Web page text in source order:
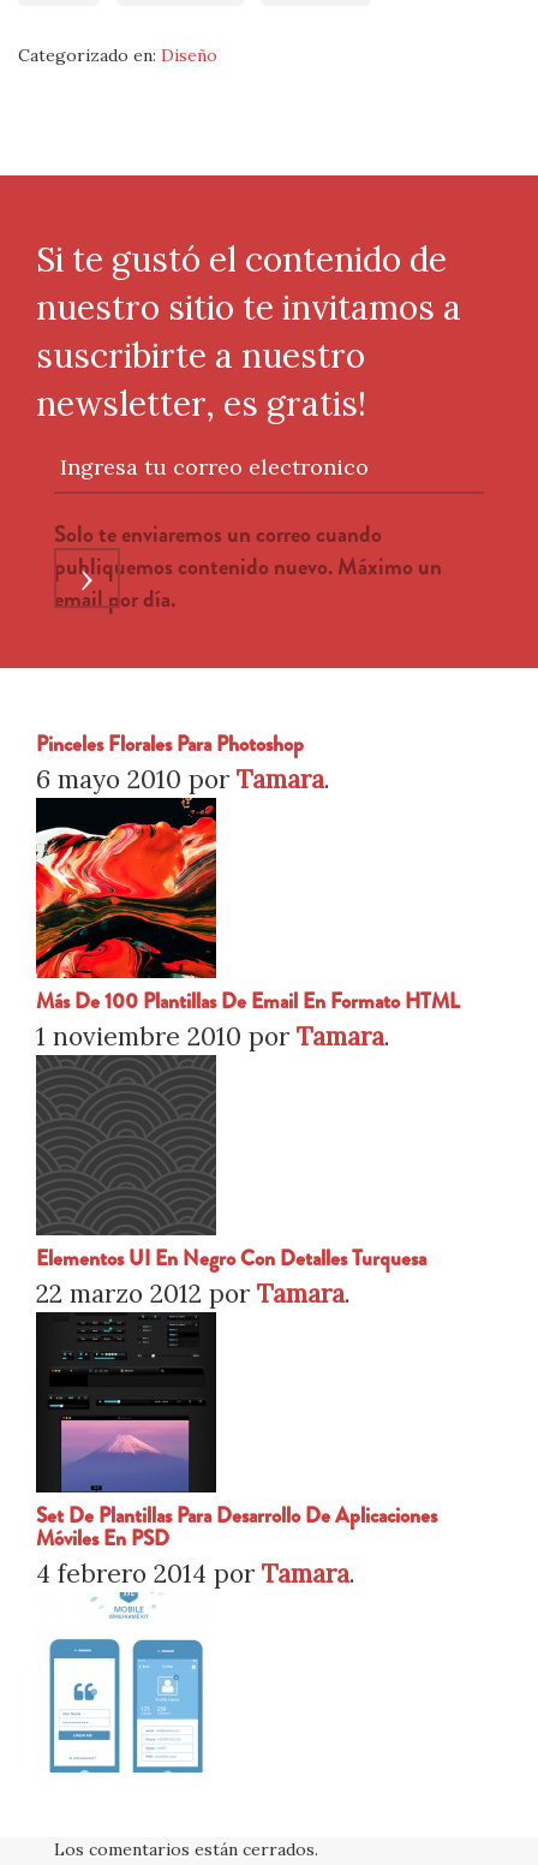
Categorizado en: Diseño
Si te gustó el contenido de
nuestro sitio te invitamos a
suscribirte a nuestro
newsletter, es gratis!
Ingresa tu correo electronico
Solo te enviaremos un correo cuando
publiquemos contenido nuevo. Máximo un
email por día.
›
Pinceles Florales Para Photoshop
6 mayo 2010 por Tamara.
Más De 100 Plantillas De Email En Formato HTML
1 noviembre 2010 por Tamara.
Elementos UI En Negro Con Detalles Turquesa
22 marzo 2012 por Tamara.
Set De Plantillas Para Desarrollo De Aplicaciones
Móviles En PSD
4 febrero 2014 por Tamara.
Los comentarios están cerrados.